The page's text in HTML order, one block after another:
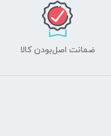
ضمانت اصل‌بودن کالا